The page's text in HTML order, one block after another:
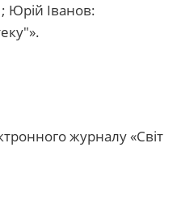
; Юрій Іванов:
журналу «Світ